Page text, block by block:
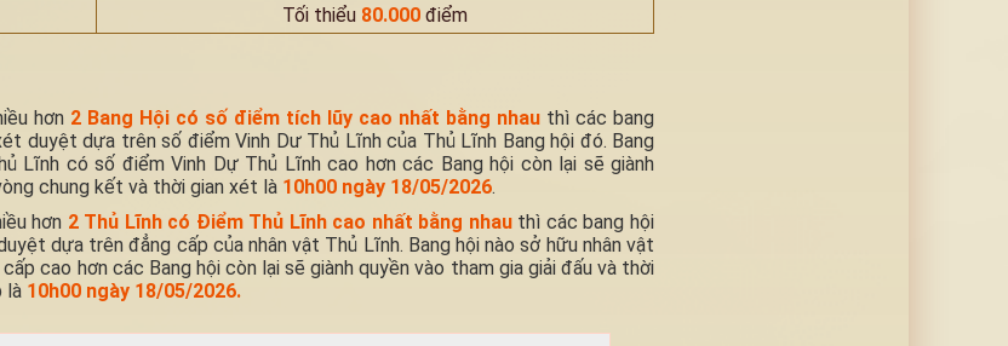
Tối thiểu 80.000 điểm
hơn 2 Bang Hội có số điểm tích lũy cao nhất bằng nhau thì các bang
duyệt dựa trên số điểm Vinh Dư Thủ Lĩnh của Thủ Lĩnh Bang hội đó. Bang
Lĩnh có số điểm Vinh Dự Thủ Lĩnh cao hơn các Bang hội còn lại sẽ giành
chung kết và thời gian xét là 10h00 ngày 18/05/2026.
hơn 2 Thủ Lĩnh có Điểm Thủ Lĩnh cao nhất bằng nhauthì các bang hội
dựa trên đẳng cấp của nhân vật Thủ Lĩnh. Bang hội nào sở hữu nhân vật
cao hơn các Bang hội còn lại sẽ giành quyền vào tham gia giải đấu và thời
là 10h00 ngày 18/05/2026.